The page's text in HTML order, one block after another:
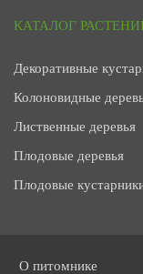
КАТАЛОГ
Декоративные
Колоновидные
Лиственные деревья
Плодовые деревья
Плодовые
О питомнике